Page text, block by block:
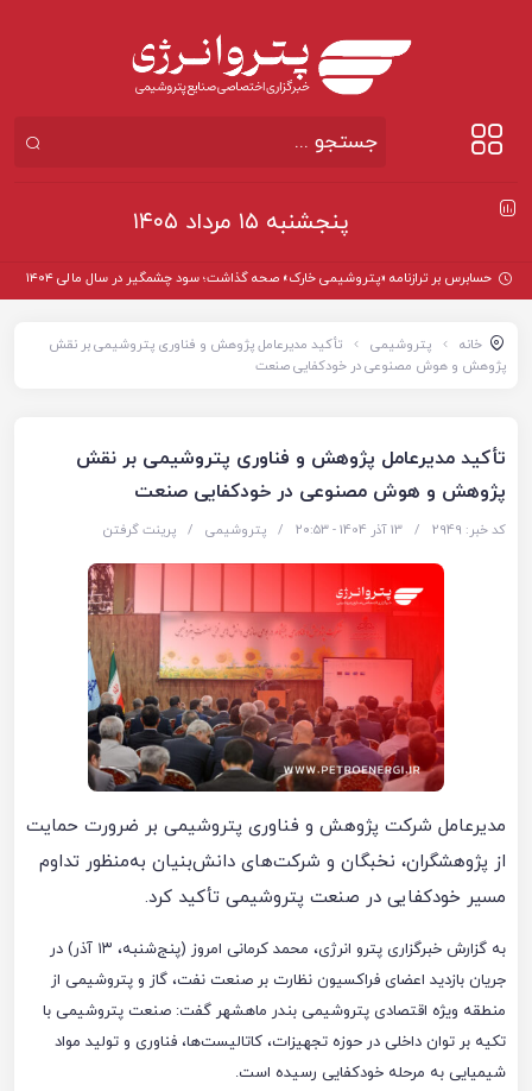
پنجشنبه ۱۵ مرداد ۱۴۰۵
حسابرس بر ترازنامه «پتروشیمی خارک» صحه گذاشت؛ سود چشمگیر در سال مالی ۱۴۰۴
خانه پتروشیمی
تأکید مدیرعامل پژوهش و فناوری پتروشیمی بر نقش
پژوهش و هوش مصنوعی در خودکفایی صنعت
تأکید مدیرعامل پژوهش و فناوری پتروشیمی بر نقش
پژوهش و هوش مصنوعی در خودکفایی صنعت
کد خبر: 2949 / 13 آذر 1404 - ۲۰:۵۳ / پتروشیمی / پرینت گرفتن
مدیرعامل شرکت پژوهش و فناوری پتروشیمی بر ضرورت حمایت
از پژوهشگران، نخبگان و شرکت‌های دانش‌بنیان به‌منظور تداوم
مسیر خودکفایی در صنعت پتروشیمی تأکید کرد.
به گزارش خبرگزاری پترو انرژی، محمد کرمانی امروز (پنج‌شنبه، ۱۳ آذر) در
جریان بازدید اعضای فراکسیون نظارت بر صنعت نفت، گاز و پتروشیمی از
منطقه ویژه اقتصادی پتروشیمی بندر ماهشهر گفت: صنعت پتروشیمی با
تکیه بر توان داخلی در حوزه تجهیزات، کاتالیست‌ها، فناوری و تولید مواد
شیمیایی به مرحله خودکفایی رسیده است.